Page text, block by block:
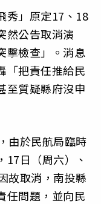
秀」原定17、18
然公告取消演
擊檢查」。消息
「把責任推給民
至質疑縣府沒申
由於民航局臨時
17日（周六）、
故取消，南投縣
任問題，並向民